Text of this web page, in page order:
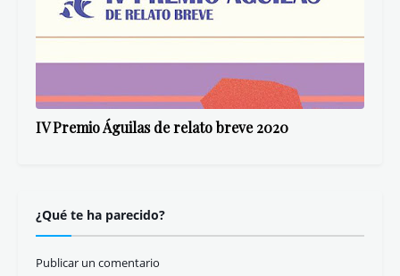
IV Premio Águilas de relato breve 2020
¿Qué te ha parecido?
Publicar un comentario